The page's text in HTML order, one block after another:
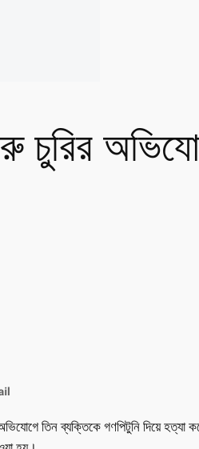
চুরির
তিন ব্যক্তিকে গণপিটুনি দিয়ে